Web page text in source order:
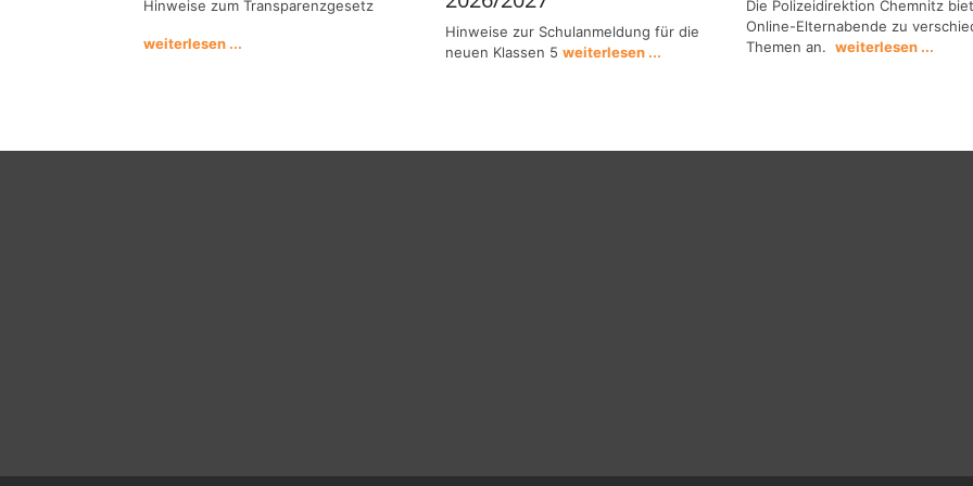
Hinweise zum Transparenzgesetz
weiterlesen ...
Hinweise zur Schulanmeldung für die
neuen Klassen 5 weiterlesen ...
Die Polizeidirektion Chemnitz
Online-Elternabende zu
Themen an. weiterlesen ...